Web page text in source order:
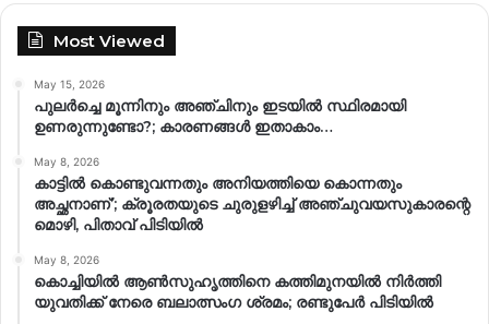
Most Viewed
May 15, 2026
പുലർച്ചെ മൂന്നിനും അഞ്ചിനും ഇടയിൽ സ്ഥിരമായി
ഉണരുന്നുണ്ടോ?; കാരണങ്ങള്‍ ഇതാകാം…
May 8, 2026
കാട്ടിൽ കൊണ്ടുവന്നതും അനിയത്തിയെ കൊന്നതും
അച്ഛനാണ്’; ക്രൂരതയുടെ ചുരുളഴിച്ച് അഞ്ചുവയസുകാരന്റെ
മൊഴി, പിതാവ് പിടിയിൽ
May 8, 2026
കൊച്ചിയിൽ ആൺസുഹൃത്തിനെ കത്തിമുനയിൽ നിർത്തി
യുവതിക്ക് നേരെ ബലാത്സംഗ​ ശ്രമം; രണ്ടുപേർ പിടിയിൽ